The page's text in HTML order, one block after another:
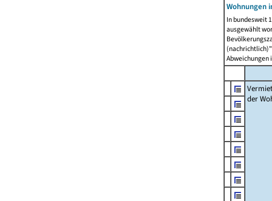
Wohnungen
In bundesweit
ausgewählt
Abweichungen
der